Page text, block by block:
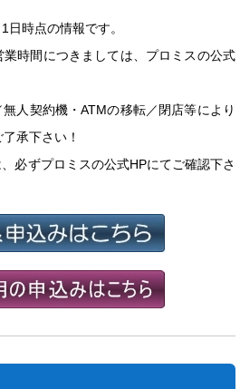
時点の情報です。
時間につきましては、プロミスの公式
人契約機・ATMの移転／閉店等により
承下さい！
必ずプロミスの公式HPにてご確認下さ